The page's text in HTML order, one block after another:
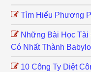
Tìm Hiểu Phương
Những Bài Học
Có Nhất Thành
10 Công Ty Diệt